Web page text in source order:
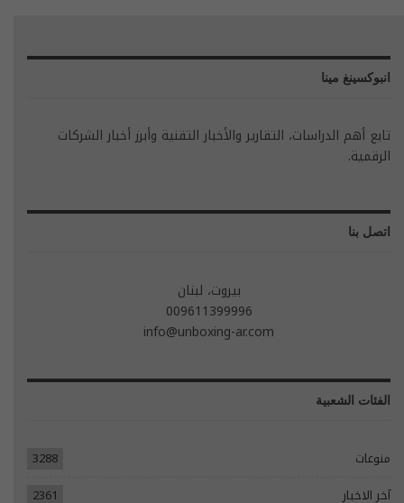
انبوكسينغ مينا
تابع أهم الدراسات، التقارير والأخبار التقنية وأبرز أخبار الشركات
الرقمية.
اتصل بنا
بيروت، لبنان
009611399996
info@unboxing-ar.com
الفئات الشعبية
منوعات
3288
آخر الاخبار
2361